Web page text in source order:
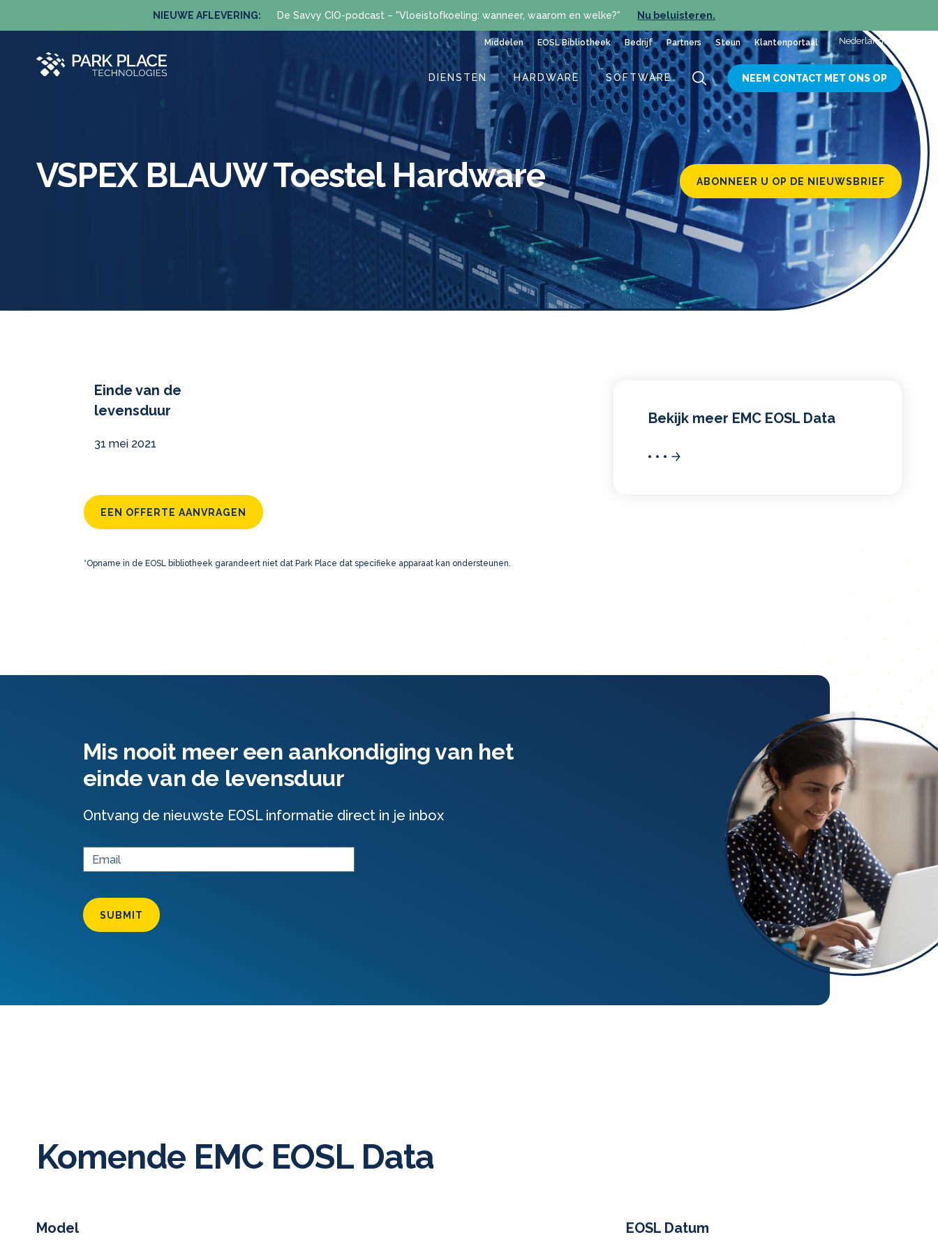
NIEUWE AFLEVERING: De Savvy CIO-podcast – "Vloeistofkoeling: wanneer, waarom en welke?" Nu beluisteren.
Middelen EOSL Bibliotheek Bedrijf Partners Steun Klantenportaal Nederlands
DIENSTEN HARDWARE SOFTWARE NEEM CONTACT MET ONS OP
ABONNEER U OP DE NIEUWSBRIEF
VSPEX BLAUW Toestel Hardware
Einde van de
levensduur
31 mei 2021
EEN OFFERTE AANVRAGEN
*Opname in de EOSL bibliotheek garandeert niet dat Park Place dat specifieke apparaat kan ondersteunen.
Bekijk meer EMC EOSL Data
Mis nooit meer een aankondiging van het
einde van de levensduur
Ontvang de nieuwste EOSL informatie direct in je inbox
SUBMIT
Komende EMC EOSL Data
Model EOSL Datum